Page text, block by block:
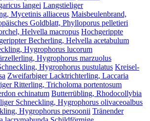
langei Langstieliger
Mycetinis alliaceus Maisbeulenbrand,
Goldblatt, Phylloporus pelletieri
Helvella macropus Hochgerippte
Becherling, Helvella acetabulum
Hygrophorus lucorum
Hygrophorus marzuolus
Hygrophorus pustulatus Kreisel-
Zweifarbiger Lacktrichterling, Laccaria
Ritterling, Tricholoma portentosum
echinatum Butterrübling, Rhodocollybia
Schneckling, Hygrophorus olivaceoalbus
Hygrophorus persoonii Tränender